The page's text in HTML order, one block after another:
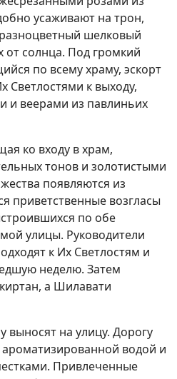
усаживают на трон,
шелковый
солнца. Под громкий
по всему храму, эскорт
Светлостями к выходу,
и веерами из павлиньих
ко входу в храм,
тонов и золотистыми
появляются из
приветственные возгласы
по обе
улицы. Руководители
к Их Светлостям и
неделю. Затем
а Шилавати
на улицу. Дорогу
водой и
Привлеченные